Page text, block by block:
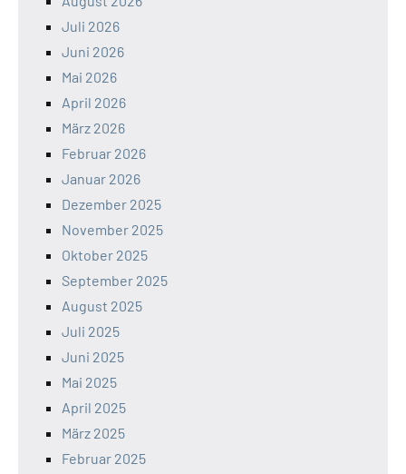
Juli 2026
Juni 2026
Mai 2026
April 2026
März 2026
Februar 2026
Januar 2026
Dezember 2025
November 2025
Oktober 2025
September 2025
August 2025
Juli 2025
Juni 2025
Mai 2025
April 2025
März 2025
Februar 2025